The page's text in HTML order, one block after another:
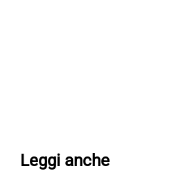
Leggi anche